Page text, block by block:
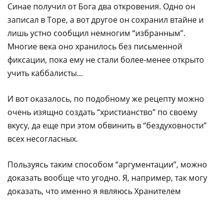
Синае получил от Бога два откровения. Одно он
записал в Торе, а вот другое он сохранил втайне и
лишь устно сообщил немногим “избранным”.
Многие века оно хранилось без письменной
фиксации, пока ему не стали более-менее открыто
учить каббалисты…
И вот оказалось, по подобному же рецепту можно
очень изящно создать “христианство” по своему
вкусу, да еще при этом обвинить в “бездуховности”
всех несогласных.
Пользуясь таким способом “аргументации”, можно
доказать вообще что угодно. Я, например, так могу
доказать, что именно я являюсь Хранителем